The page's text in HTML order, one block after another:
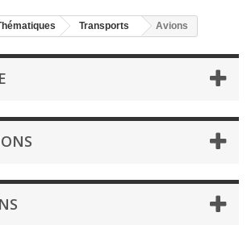
Transports Avions